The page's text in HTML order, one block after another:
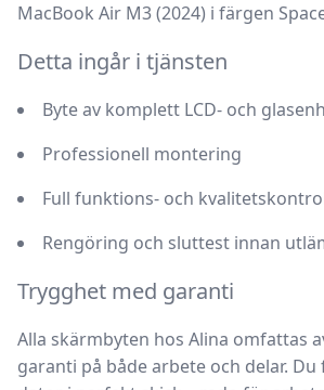
MacBook Air M3 (2024) i färgen
Detta ingår i tjänsten
Byte av komplett LCD- och
Professionell montering
Full funktions- och
Rengöring och sluttest innan
Trygghet med garanti
Alla skärmbyten hos Alina omfattas
garanti på både arbete och delar.